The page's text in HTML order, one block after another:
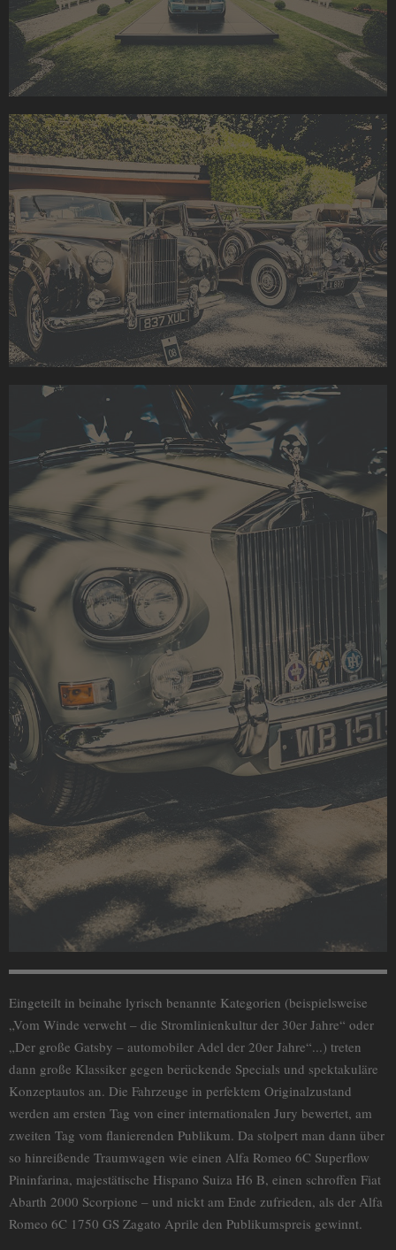
Eingeteilt in beinahe lyrisch benannte Kategorien (beispielsweise
„Vom Winde verweht – die Stromlinienkultur der 30er Jahre“ oder
„Der große Gatsby – automobiler Adel der 20er Jahre“...) treten
dann große Klassiker gegen berückende Specials und spektakuläre
Konzeptautos an. Die Fahrzeuge in perfektem Originalzustand
werden am ersten Tag von einer internationalen Jury bewertet, am
zweiten Tag vom flanierenden Publikum. Da stolpert man dann über
so hinreißende Traumwagen wie einen Alfa Romeo 6C Superflow
Pininfarina, majestätische Hispano Suiza H6 B, einen schroffen Fiat
Abarth 2000 Scorpione – und nickt am Ende zufrieden, als der Alfa
Romeo 6C 1750 GS Zagato Aprile den Publikumspreis gewinnt.